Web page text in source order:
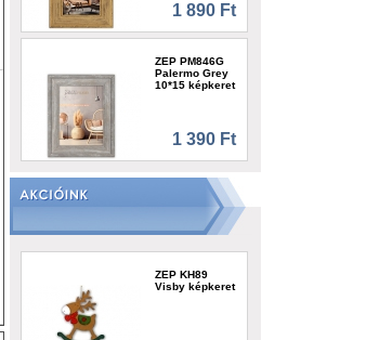
1 890 Ft
ZEP PM846G
Palermo Grey
10*15 képkeret
1 390 Ft
ZEP KH89
Visby képkeret